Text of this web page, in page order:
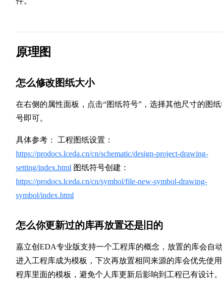
原理图
怎么修改图纸大小
在右侧的属性面板，点击“图纸符号”，选择其他尺寸的图
号即可。
具体参考： 工程图纸设置：
https://prodocs.lceda.cn/cn/schematic/design-project-drawing-
setting/index.html 图纸符号创建：
https://prodocs.lceda.cn/cn/symbol/file-new-symbol-drawing-
symbol/index.html
怎么你更新过的库再放置还是旧的
嘉立创EDA专业版支持一个工程库的概念，放置的库会自
进入工程库成为模板，下次再放置相同来源的库会优先使
程库里面的模板，避免个人库更新后影响到工程已有设计。